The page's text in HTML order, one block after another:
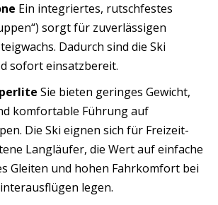
Ein integriertes, rutschfestes
sorgt für zuverlässigen
Dadurch sind die Ski
sofort einsatzbereit.
Sie bieten geringes Gewicht,
komfortable Führung auf
Die Ski eignen sich für Freizeit-
Langläufer, die Wert auf einfache
Gleiten und hohen Fahrkomfort bei
legen.